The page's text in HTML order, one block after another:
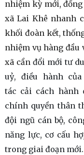
nhiệm kỳ mới,
xã Lai Khê nhanh
khối đoàn kết,
nhiệm vụ hàng đầu
xã cầnđổi mới tư
uỷ, điều hành
tác cải cách hành
chính quyền thân
đội ngũ cán bộ,
năng lực, cơ cấu
trong giai đoạn mới.